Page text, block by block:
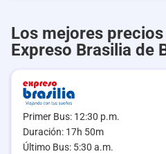
Los mejores
Expreso Brasilia de
Primer Bus: 12:30 p.m.
Duración: 17h 50m
Último Bus: 5:30 a.m.